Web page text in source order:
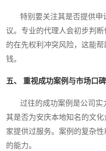
特别要关注其是否提供申
议。专业的代理人会初步判
的在先权利冲突风险，这能
钱。
五、 重视成功案例与市场口碑
过往的成功案例是公司实
其是否为安庆本地知名的文
家提供过服务。案例的复杂
的能力。